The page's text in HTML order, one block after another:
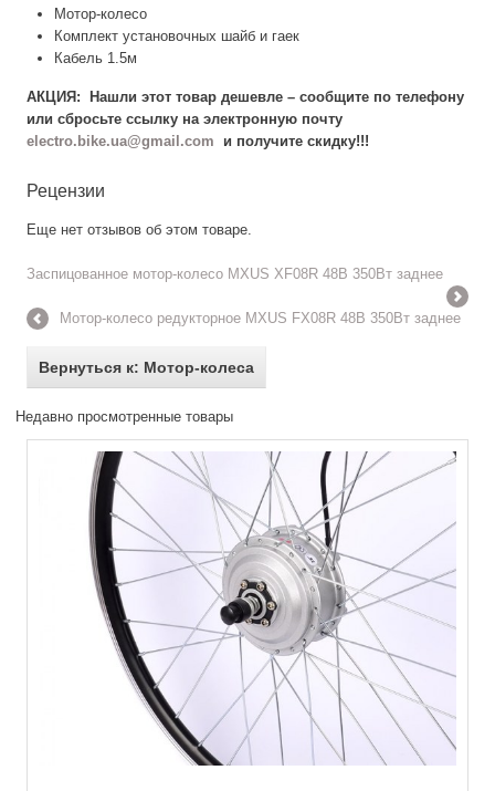
Мотор-колесо
Комплект установочных шайб и гаек
Кабель 1.5м
АКЦИЯ: Нашли этот товар дешевле – сообщите по телефону
или сбросьте ссылку на электронную почту
electro.bike.ua@gmail.com и получите скидку!!!
Рецензии
Еще нет отзывов об этом товаре.
Заспицованное мотор-колесо MXUS XF08R 48В 350Вт заднее
Мотор-колесо редукторное MXUS FX08R 48В 350Вт заднее
Вернуться к: Мотор-колеса
Недавно просмотренные товары